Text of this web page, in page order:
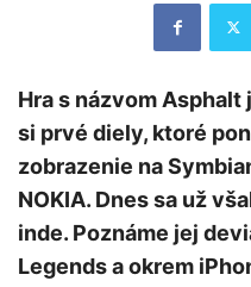
Hra s názvom Asphalt
si prvé diely, ktoré
zobrazenie na
NOKIA. Dnes sa už
inde. Poznáme jej
Legends a okrem